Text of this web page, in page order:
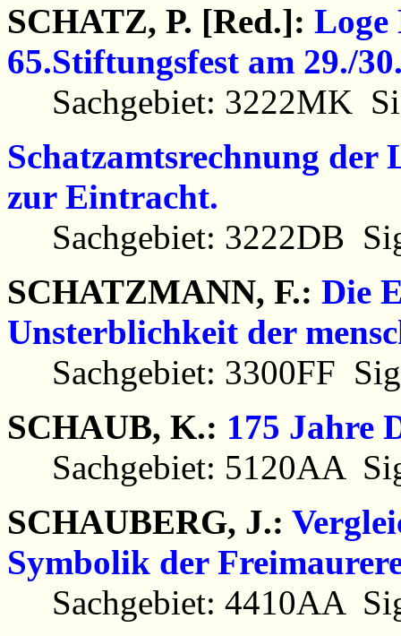
SCHATZ, P. [Red.]: Loge
65.Stiftungsfest am 29./
Sachgebiet: 3222MK
Schatzamtsrechnung der
zur Eintracht.
Sachgebiet: 3222DB
SCHATZMANN, F.: Die
Unsterblichkeit der
Sachgebiet: 3300FF
SCHAUB, K.: 175 Jahre
Sachgebiet: 5120AA
SCHAUBERG, J.:
Symbolik der
Sachgebiet: 4410AA